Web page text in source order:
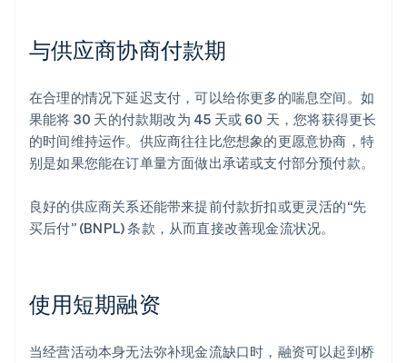
与供应商协商付款期
在合理的情况下延迟支付，可以给你更多的喘息空间。如
果能将 30 天的付款期改为 45 天或 60 天，您将获得更长
的时间维持运作。供应商往往比您想象的更愿意协商，特
别是如果您能在订单量方面做出承诺或支付部分预付款。
良好的供应商关系还能带来提前付款折扣或更灵活的“先
买后付” (BNPL) 条款，从而直接改善现金流状况。
使用短期融资
当经营活动本身无法弥补现金流缺口时，融资可以起到桥